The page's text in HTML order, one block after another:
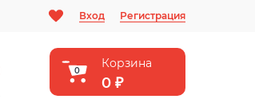
Вход Регистрация
Корзина
0
0 ₽